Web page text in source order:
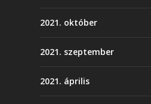
2021. október
2021. szeptember
2021. április